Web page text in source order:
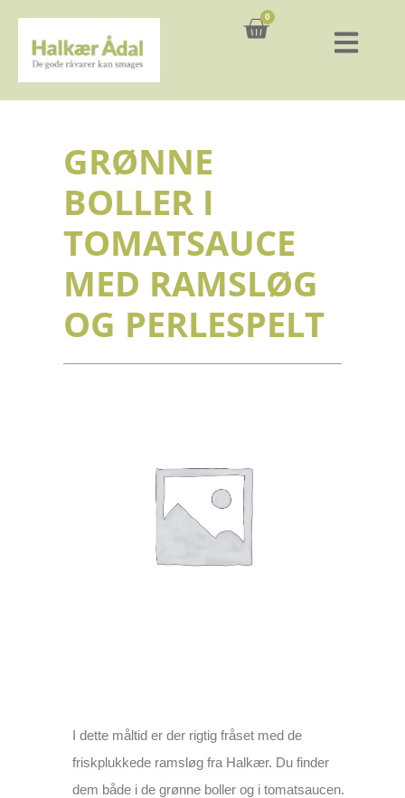
0
Kurv
GRØNNE
BOLLER I
TOMATSAUCE
MED RAMSLØG
OG PERLESPELT
I dette måltid er der rigtig fråset med de
friskplukkede ramsløg fra Halkær. Du finder
dem både i de grønne boller og i tomatsaucen.